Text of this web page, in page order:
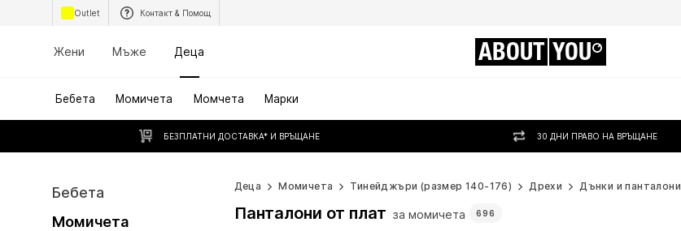
Outlet Контакт & Помощ
Жени Мъже Деца ABOUT YOU
Бебета Момичета Момчета Марки
БЕЗПЛАТНИ ДОСТАВКА* И ВРЪЩАНЕ 30 ДНИ ПРАВО НА ВРЪЩАНЕ
Бебета
Момичета
Деца Момичета Тинейджъри (размер 140-176) Дрехи Дънки и панталони
Панталони от плат за момичета 696